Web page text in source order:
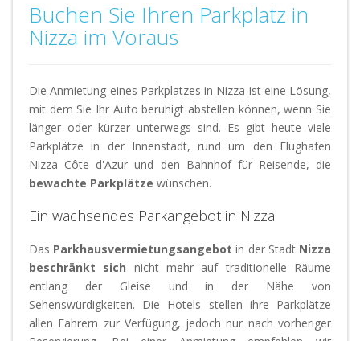
Buchen Sie Ihren Parkplatz in
Nizza im Voraus
Die Anmietung eines Parkplatzes in Nizza ist eine Lösung,
mit dem Sie Ihr Auto beruhigt abstellen können, wenn Sie
länger oder kürzer unterwegs sind. Es gibt heute viele
Parkplätze in der Innenstadt, rund um den Flughafen
Nizza Côte d'Azur und den Bahnhof für Reisende, die
bewachte Parkplätze wünschen.
Ein wachsendes Parkangebot in Nizza
Das Parkhausvermietungsangebot in der Stadt Nizza
beschränkt sich nicht mehr auf traditionelle Räume
entlang der Gleise und in der Nähe von
Sehenswürdigkeiten. Die Hotels stellen ihre Parkplätze
allen Fahrern zur Verfügung, jedoch nur nach vorheriger